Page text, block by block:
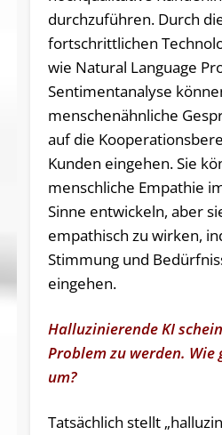
durchzuführen. Durch
fortschrittlichen
wie Natural Language
Sentimentanalyse
menschenähnliche
auf die
Kunden eingehen. Sie
menschliche Empathie
Sinne entwickeln, aber
empathisch zu wirken,
Stimmung und
eingehen.
Halluzinierende KI
Problem zu werden. Wie
um?
Tatsächlich stellt